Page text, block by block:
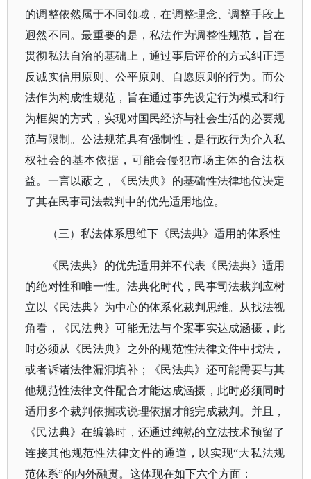
的调整依然属于不同领域，在调整理念、调整手段上
迥然不同。最重要的是，私法作为调整性规范，旨在
贯彻私法自治的基础上，通过事后评价的方式纠正违
反诚实信用原则、公平原则、自愿原则的行为。而公
法作为构成性规范，旨在通过事先设定行为模式和行
为框架的方式，实现对国民经济与社会生活的必要规
范与限制。公法规范具有强制性，是行政行为介入私
权社会的基本依据，可能会侵犯市场主体的合法权
益。一言以蔽之，《民法典》的基础性法律地位决定
了其在民事司法裁判中的优先适用地位。
（三） 私法体系思维下《民法典》适用的体系性
《民法典》的优先适用并不代表《民法典》适用
的绝对性和唯一性。法典化时代，民事司法裁判应树
立以《民法典》为中心的体系化裁判思维。从找法视
角看，《民法典》可能无法与个案事实达成涵摄，此
时必须从《民法典》之外的规范性法律文件中找法，
或者诉诸法律漏洞填补；《民法典》还可能需要与其
他规范性法律文件配合才能达成涵摄，此时必须同时
适用多个裁判依据或说理依据才能完成裁判。并且，
《民法典》在编纂时，还通过纯熟的立法技术预留了
连接其他规范性法律文件的通道，以实现“大私法规
范体系”的内外融贯。这体现在如下六个方面：